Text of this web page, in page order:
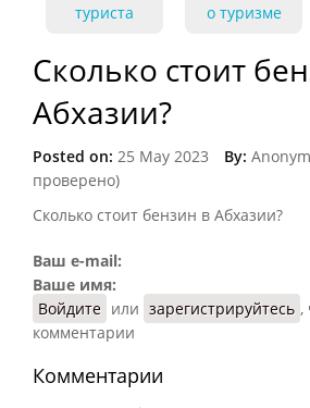
туриста
о туризме
Сколько стоит
Абхазии?
Posted on: 25 May 2023 By:
проверено)
Сколько стоит бензин в Абхазии?
Ваш e-mail:
Ваше имя:
Войдите или зарегистрируйтесь ,
комментарии
Комментарии